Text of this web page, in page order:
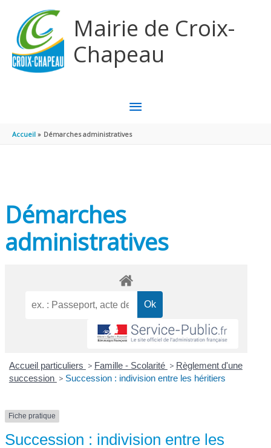
Mairie de Croix-
Chapeau
MENU
PRINCIPAL
Accueil Démarches administratives
Démarches
administratives
Accueil particuliers > Famille - Scolarité > Règlement d'une
succession > Succession : indivision entre les héritiers
Fiche pratique
Succession : indivision entre les